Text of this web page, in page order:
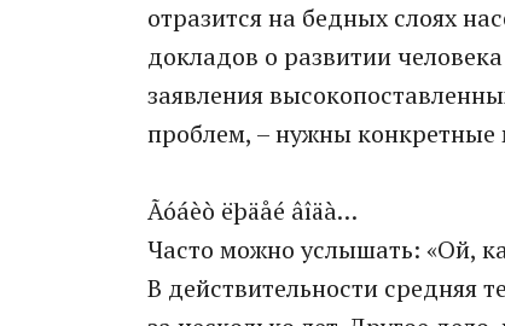
отразится на бедных слоях
докладов о развитии
заявления
проблем, – нужны
Ãó­áèò ëþ­äåé âî­äà…
Часто можно услышать: «Ой,
В действительности средняя